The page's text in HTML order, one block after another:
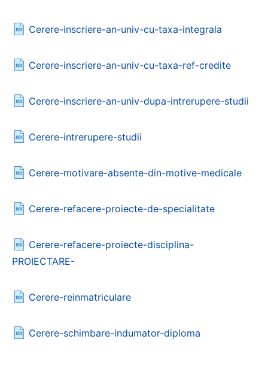
Cerere-inscriere-an-univ-cu-taxa-integrala
Cerere-inscriere-an-univ-cu-taxa-ref-credite
Cerere-inscriere-an-univ-dupa-intrerupere-studii
Cerere-intrerupere-studii
Cerere-motivare-absente-din-motive-medicale
Cerere-refacere-proiecte-de-specialitate
Cerere-refacere-proiecte-disciplina-
PROIECTARE-
Cerere-reinmatriculare
Cerere-schimbare-indumator-diploma